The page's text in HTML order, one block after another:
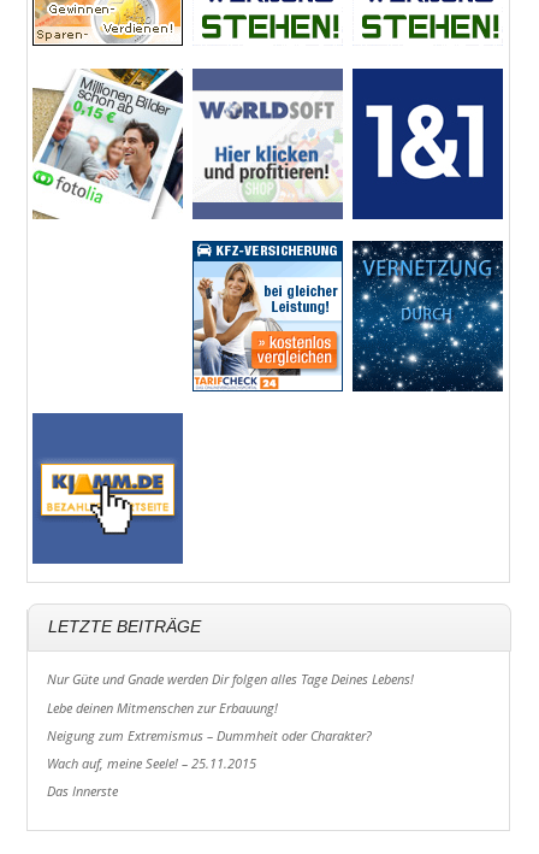
LETZTE BEITRÄGE
Nur Güte und Gnade werden Dir folgen alles Tage Deines Lebens!
Lebe deinen Mitmenschen zur Erbauung!
Neigung zum Extremismus – Dummheit oder Charakter?
Wach auf, meine Seele! – 25.11.2015
Das Innerste